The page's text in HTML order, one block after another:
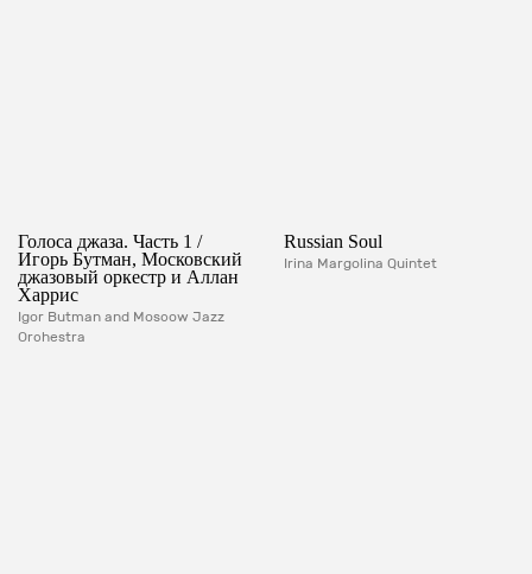
Голоса джаза. Часть 1 /
Игорь Бутман, Московский
джазовый оркестр и Аллан
Харрис
Igor Butman and Moscow Jazz
Orchestra
Russian Soul
Irina Margolina Quintet